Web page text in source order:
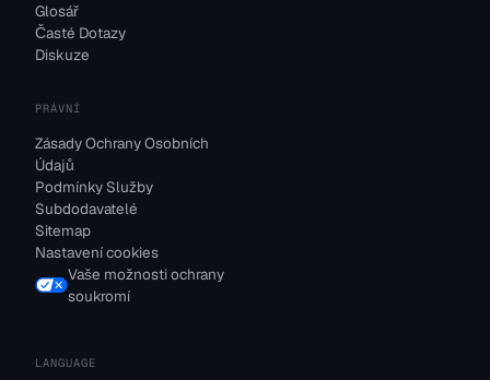
Glosář
Časté Dotazy
Diskuze
PRÁVNÍ
Zásady Ochrany Osobních
Údajů
Podmínky Služby
Subdodavatelé
Sitemap
Nastavení cookies
Vaše možnosti ochrany
soukromí
LANGUAGE